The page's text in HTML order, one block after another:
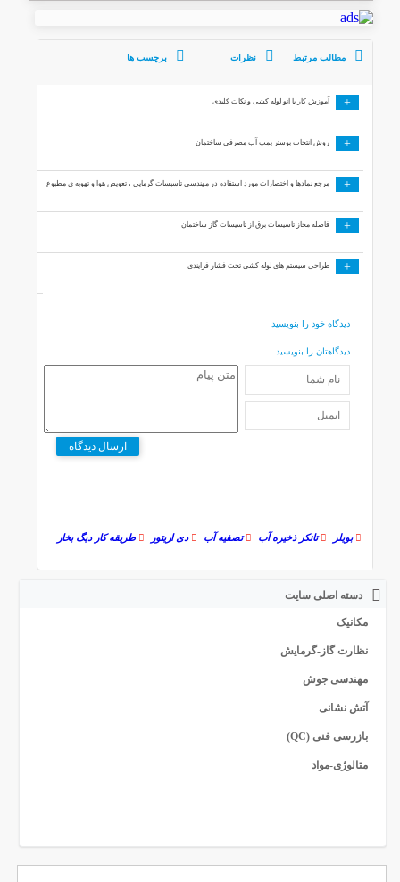
مطالب مرتبط نظرات برچسب ها
+ آموزش کار با اتو لوله کشی و نکات کلیدی
+ روش انتخاب بوستر پمپ آب مصرفی ساختمان
+ مرجع نمادها و اختصارات مورد استفاده در مهندسی تاسیسات گرمایی ، تعویض هوا و تهویه ی مطبوع
+ فاصله مجاز تاسیسات برق از تاسیسات گاز ساختمان
+ طراحی سیستم های لوله کشی تحت فشار فرایندی
دیدگاه خود را بنویسید
دیدگاهتان را بنویسید
ارسال دیدگاه
بویلر تانکر ذخیره آب تصفیه آب دی اریتور طریقه کار دیگ بخار
دسته اصلی سایت
مکانیک
نظارت گاز-گرمایش
مهندسی جوش
آتش نشانی
بازرسی فنی (QC)
متالوژی-مواد